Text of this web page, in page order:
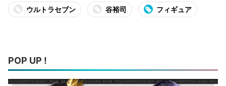
ウルトラセブン 谷裕司 フィギュア
POP UP !